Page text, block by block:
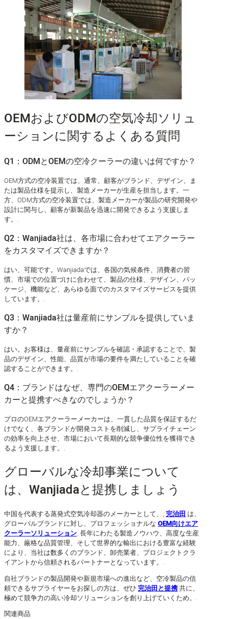
OEMおよびODMの空気冷却ソリュ
ーションに関するよくある質問
Q1：ODMとOEMの空冷クーラーの違いは何ですか？
OEM方式の空冷装置では、通常、顧客がブランド、デザイン、ま
たは製品仕様を提示し、製造メーカーが生産を担当します。一
方、ODM方式の空冷装置では、製造メーカーが製品の研究開発や
設計に関与し、顧客が新製品を迅速に開発できるよう支援しま
す。.
Q2：Wanjiada社は、各市場に合わせてエアクーラー
をカスタマイズできますか？
はい、可能です。Wanjiadaでは、各国の気候条件、消費者の習
慣、市場での位置づけに合わせて、製品の仕様、デザイン、パッ
ケージ、機能など、あらゆる面でのカスタマイズサービスを提供
しています。.
Q3：Wanjiada社は量産前にサンプルを提供していま
すか？
はい。お客様は、量産前にサンプルを確認・承認することで、製
品のデザイン、性能、品質が市場の要件を満たしていることを確
認することができます。.
Q4：ブランドはなぜ、専門のOEMエアクーラーメー
カーと提携すべきなのでしょうか？
プロのOEMエアクーラーメーカーは、一貫した品質を保証するだ
けでなく、各ブランドが開発コストを削減し、サプライチェーン
の効率を向上させ、市場において長期的な競争優位性を獲得でき
るよう支援します。.
グローバルな冷却事業について
は、Wanjiadaと提携しましょう
中国を代表する蒸発式空気冷却器のメーカーとして、, 完治田 は、
グローバルブランドに対し、プロフェッショナルな OEM向けエア
クーラーソリューション. 長年にわたる製造ノウハウ、高度な生産
能力、厳格な品質管理、そして世界的な輸出における豊富な経験
により、当社は数多くのブランド、卸売業者、プロジェクトクラ
イアントから信頼されるパートナーとなっています。.
自社ブランドの製品開発や新規市場への進出など、空冷製品の信
頼できるサプライヤーをお探しの方は、ぜひ 完治田と提携共に、
極めて競争力の高い冷却ソリューションを創り上げていくため。.
関連商品